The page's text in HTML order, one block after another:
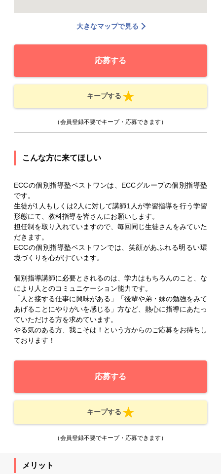
大きなマップで見る
応募する
キープする
（会員登録不要でキープ・応募できます）
こんな方に来てほしい
ECCの個別指導塾ベストワンは、ECCグループの個別指導塾
です。
生徒が1人もしくは2人に対して講師1人が学習指導を行う学習
形態にて、教科指導を皆さんにお願いします。
担任制を取り入れていますので、毎回同じ生徒さんをみていた
だきます。
ECCの個別指導塾ベストワンでは、笑顔があふれる明るい環
境づくりを心がけています。
個別指導講師に必要とされるのは、学力はもちろんのこと、な
により人とのコミュニケーション能力です。
「人と接する仕事に興味がある」「後輩や弟・妹の勉強をみて
あげることにやりがいを感じる」方など、熱心に指導にあたっ
ていただける方を求めています。
やる気のある方、我こそは！という方からのご応募をお待ちし
ております！
応募する
キープする
（会員登録不要でキープ・応募できます）
メリット